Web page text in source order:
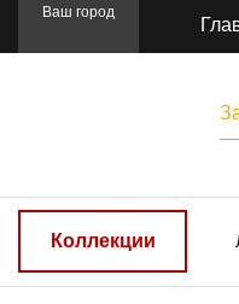
Ваш город
Коллекции